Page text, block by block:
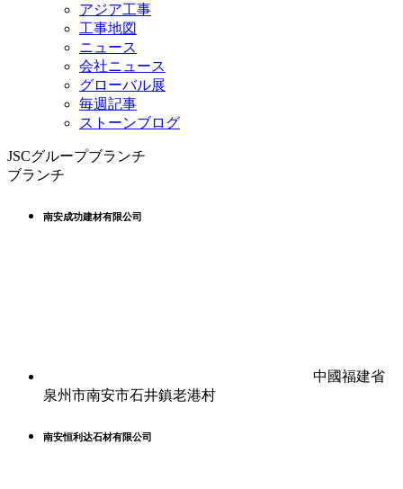
アジア工事
工事地図
ニュース
会社ニュース
グローバル展
毎週記事
ストーンブログ
JSCグループブランチ
ブランチ
南安成功建材有限公司
中國福建省
泉州市南安市石井鎮老港村
南安恒利达石材有限公司